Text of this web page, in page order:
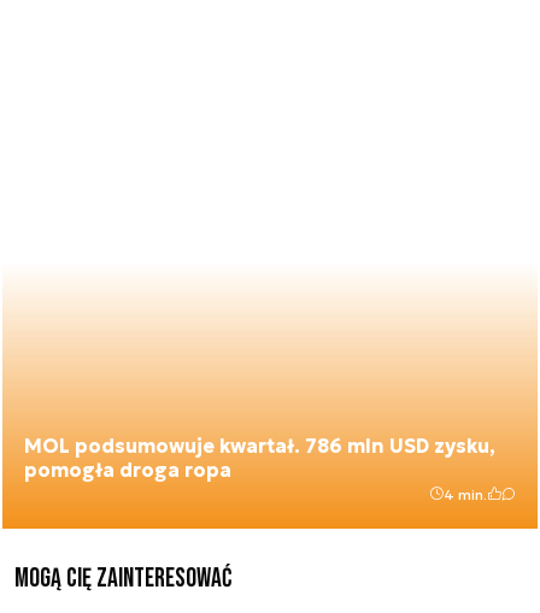
MOL podsumowuje kwartał. 786 mln USD zysku,
pomogła droga ropa
4 min.
Mogą Cię zainteresować